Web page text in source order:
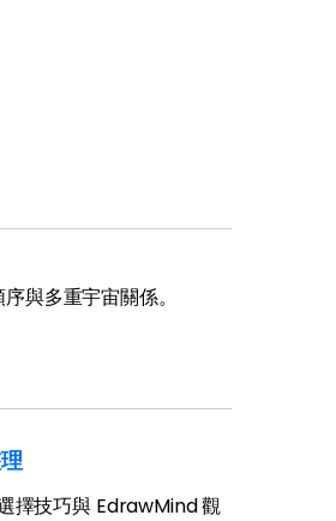
與多重宇宙關係。
擇技巧與 EdrawMind 觀